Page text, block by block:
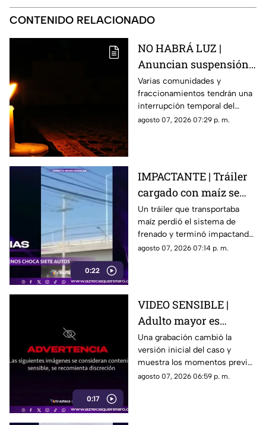
CONTENIDO RELACIONADO
NO HABRÁ LUZ |
Anuncian suspensión
del suministro eléctrico
en Querétaro; estás
serán las zonas
afectadas
Varias comunidades y
fraccionamientos tendrán una
interrupción temporal del
servicio eléctrico durante
agosto 07, 2026 07:29 p. m.
0:22
IMPACTANTE | Tráiler
cargado con maíz se
queda sin frenos y
embiste a siete
vehículos
Un tráiler que transportaba
maíz perdió el sistema de
frenado y terminó impactando
a siete vehículos que
agosto 07, 2026 07:14 p. m.
0:17
VIDEO SENSIBLE |
Adulto mayor es
atropell4do por tráiler;
fue empujado antes de
m0rir
Una grabación cambió la
versión inicial del caso y
muestra los momentos previos
al atropellamiento ocurrido en
agosto 07, 2026 06:59 p. m.